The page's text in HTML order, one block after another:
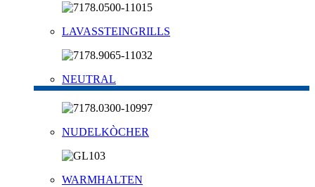
LAVASSTEINGRILLS
NEUTRAL
NUDELKÒCHER
WARMHALTEN